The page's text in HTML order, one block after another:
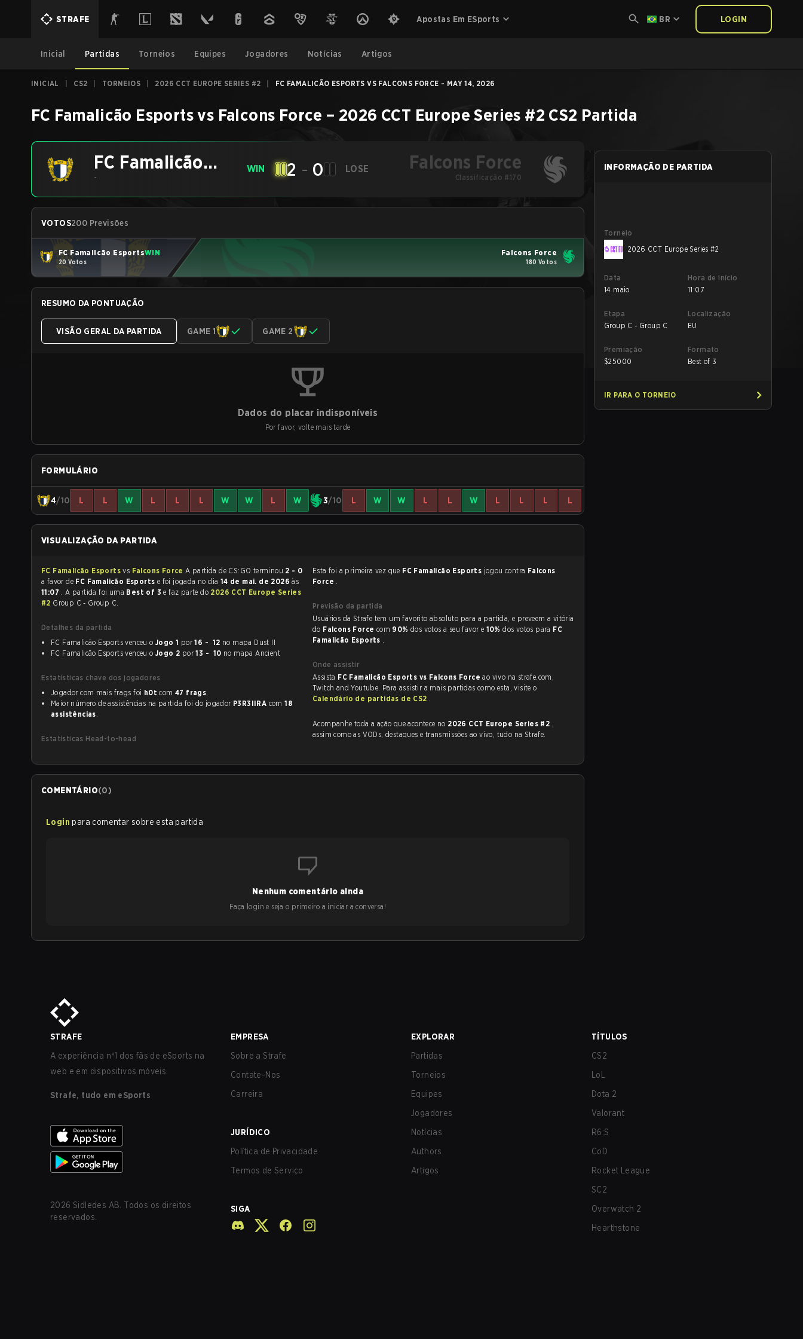
STRAFE Apostas Em ESports BR LOGIN
Inicial Partidas Torneios Equipes Jogadores Notícias Artigos
INICIAL CS2 TORNEIOS 2026 CCT EUROPE SERIES #2 FC FAMALICÃO ESPORTS VS FALCONS FORCE - MAY 14, 2026
FC Famalicão Esportsvs Falcons Force – 2026 CCT Europe Series #2 CS2 Partida
FC Famalicão
Esports
-
WIN 2 - 0 LOSE Falcons Force
Classificação #170
VOTOS200 Previsões
FC Famalicão EsportsWIN
20 Votos
Falcons Force
180 Votos
RESUMO DA PONTUAÇÃO
VISÃO GERAL DA PARTIDA GAME 1 GAME 2
Dados do placar indisponíveis
Por favor, volte mais tarde
FORMULÁRIO
4/10 L L W L L L W W L W 3/10 L W W L L W L L L L
VISUALIZAÇÃO DA PARTIDA
FC Famalicão Esportsvs Falcons Force A partida de CS:GO terminou 2 - 0
a favor de FC Famalicão Esports e foi jogada no dia 14 de mai. de 2026às
11:07 . A partida foi uma Best of 3e faz parte do 2026 CCT Europe Series
#2 Group C - Group C.
Detalhes da partida
FC Famalicão Esports venceu o Jogo 1 por 16 - 12 no mapa Dust II
FC Famalicão Esports venceu o Jogo 2 por 13 - 10 no mapa Ancient
Estatísticas chave dos jogadores
Jogador com mais frags foi h0t com 47 frags.
Maior número de assistências na partida foi do jogador P3R3IIRA com18
assistências.
Estatísticas Head-to-head
Esta foi a primeira vez que FC Famalicão Esports jogou contra Falcons
Force .
Previsão da partida
Usuários da Strafe tem um favorito absoluto para a partida, e preveem a vitória
do Falcons Force com 90% dos votos a seu favor e 10%dos votos para FC
Famalicão Esports .
Onde assistir
Assista FC Famalicão Esports vs Falcons Forceao vivo na strafe.com,
Twitch and Youtube. Para assistir a mais partidas como esta, visite o
Calendário de partidas de CS2 .
Acompanhe toda a ação que acontece no 2026 CCT Europe Series #2 ,
assim como as VODs, destaques e transmissões ao vivo, tudo na Strafe.
COMENTÁRIO(0)
Login para comentar sobre esta partida
Nenhum comentário ainda
Faça login e seja o primeiro a iniciar a conversa!
INFORMAÇÃO DE PARTIDA
Torneio
2026 CCT Europe Series #2
Data
14 maio
Hora de início
11:07
Etapa
Group C - Group C
Localização
EU
Premiação
$25000
Formato
Best of 3
IR PARA O TORNEIO
STRAFE
A experiência nº1 dos fãs de eSports na
web e em dispositivos móveis.
Strafe, tudo em eSports
2026 Sidledes AB. Todos os direitos
reservados.
EMPRESA
Sobre a Strafe
Contate-Nos
Carreira
JURÍDICO
Política de Privacidade
Termos de Serviço
SIGA
EXPLORAR
Partidas
Torneios
Equipes
Jogadores
Notícias
Authors
Artigos
TÍTULOS
CS2
LoL
Dota 2
Valorant
R6:S
CoD
Rocket League
SC2
Overwatch 2
Hearthstone